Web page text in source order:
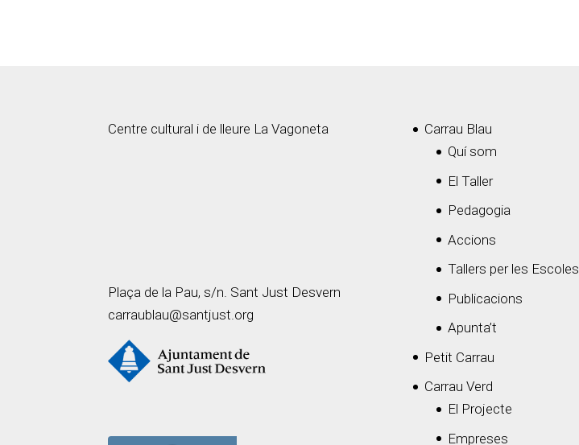
Centre cultural i de lleure La Vagoneta
Plaça de la Pau, s/n. Sant Just Desvern
carraublau@santjust.org
Carrau Blau
Quí som
El Taller
Pedagogia
Accions
Tallers per les Escoles
Publicacions
Apunta’t
Petit Carrau
Carrau Verd
El Projecte
Empreses